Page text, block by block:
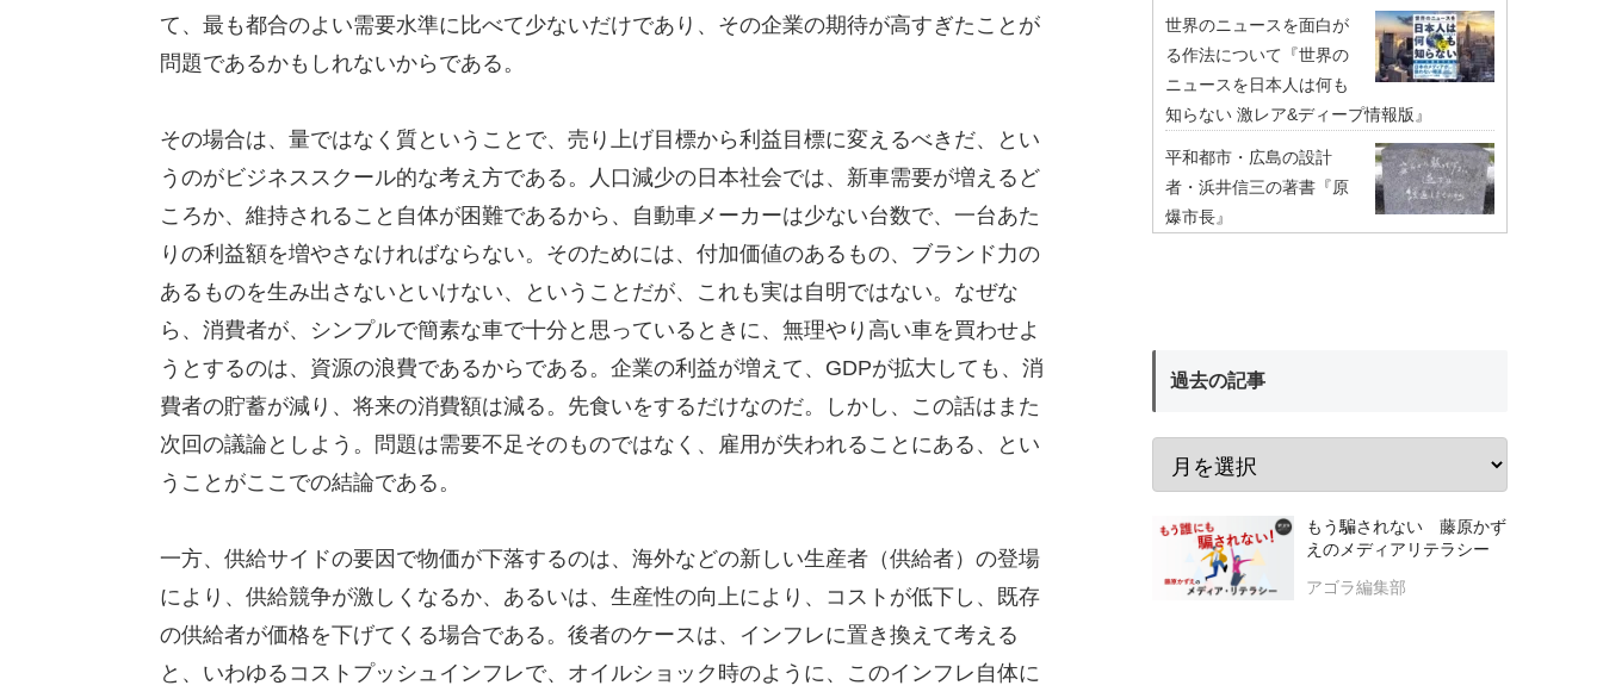
て、最も都合のよい需要水準に比べて少ないだけであり、その企業の期待が高すぎたことが
問題であるかもしれないからである。
その場合は、量ではなく質ということで、売り上げ目標から利益目標に変えるべきだ、とい
うのがビジネススクール的な考え方である。人口減少の日本社会では、新車需要が増えるど
ころか、維持されること自体が困難であるから、自動車メーカーは少ない台数で、一台あた
りの利益額を増やさなければならない。そのためには、付加価値のあるもの、ブランド力の
あるものを生み出さないといけない、ということだが、これも実は自明ではない。なぜな
ら、消費者が、シンプルで簡素な車で十分と思っているときに、無理やり高い車を買わせよ
うとするのは、資源の浪費であるからである。企業の利益が増えて、GDPが拡大しても、消
費者の貯蓄が減り、将来の消費額は減る。先食いをするだけなのだ。しかし、この話はまた
次回の議論としよう。問題は需要不足そのものではなく、雇用が失われることにある、とい
うことがここでの結論である。
一方、供給サイドの要因で物価が下落するのは、海外などの新しい生産者（供給者）の登場
により、供給競争が激しくなるか、あるいは、生産性の向上により、コストが低下し、既存
の供給者が価格を下げてくる場合である。後者のケースは、インフレに置き換えて考える
と、いわゆるコストプッシュインフレで、オイルショック時のように、このインフレ自体に
世界のニュースを面白が
る作法について『世界の
ニュースを日本人は何も
知らない 激レア&ディープ情報版』
平和都市・広島の設計
者・浜井信三の著書『原
爆市長』
過去の記事
もう騙されない 藤原かず
えのメディアリテラシー
アゴラ編集部